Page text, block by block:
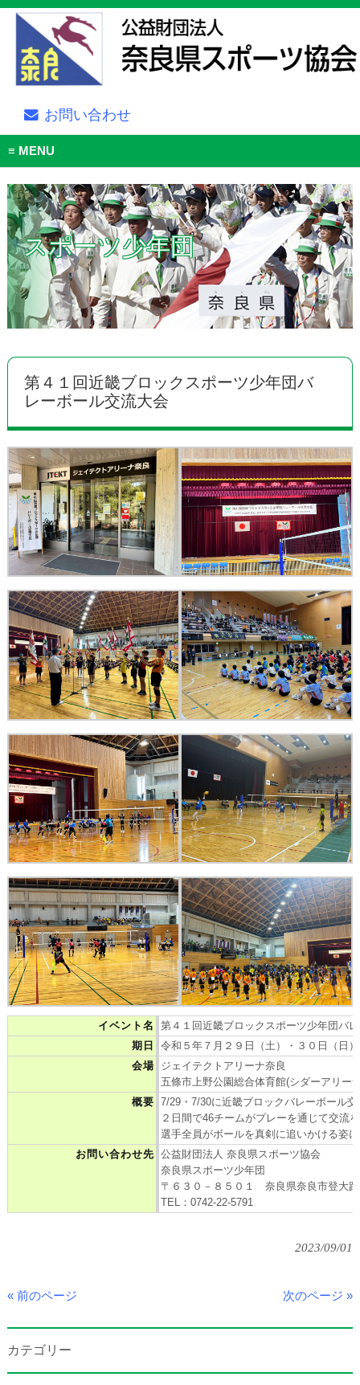
お問い合わせ
MENU
スポーツ少年団
第４１回近畿ブロックスポーツ少年団バ
レーボール交流大会
イベント名
第４１回近畿ブロックスポーツ少年団バ
期日
令和５年７月２９日（土）・３０日（日）
会場
ジェイテクトアリーナ奈良
五條市上野公園総合体育館(シダーアリー
概要 7/29・7/30に近畿ブロックバレーボール
２日間で46チームがプレーを通じて交流
選手全員がボールを真剣に追いかける姿
お問い合わせ先 公益財団法人 奈良県スポーツ協会
奈良県スポーツ少年団
〒６３０－８５０１ 奈良県奈良市登大
TEL：0742-22-5791
2023/09/01
« 前のページ 次のページ »
カテゴリー